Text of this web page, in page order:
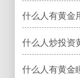
什么人有黄金
什么人炒投资
什么人有黄金